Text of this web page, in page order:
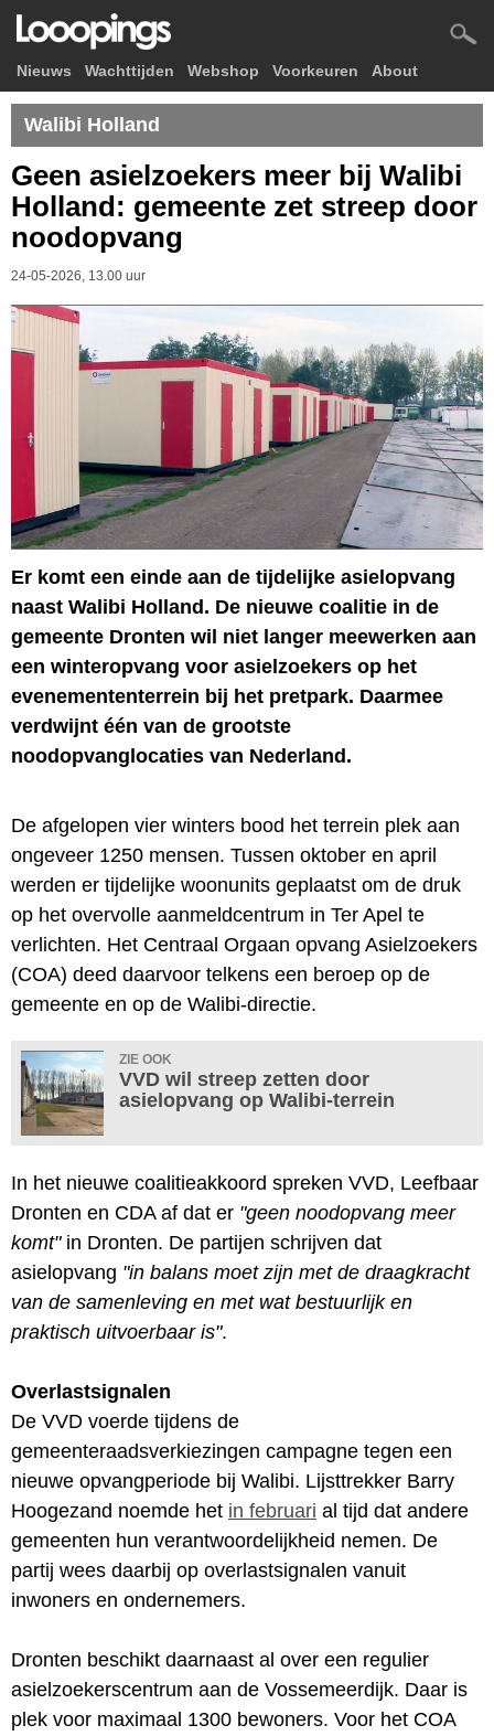
Nieuws Wachttijden Webshop Voorkeuren About
Walibi Holland
Geen asielzoekers meer bij Walibi
Holland: gemeente zet streep door
noodopvang
24-05-2026, 13.00 uur
Er komt een einde aan de tijdelijke asielopvang
naast Walibi Holland. De nieuwe coalitie in de
gemeente Dronten wil niet langer meewerken aan
een winteropvang voor asielzoekers op het
evenemententerrein bij het pretpark. Daarmee
verdwijnt één van de grootste
noodopvanglocaties van Nederland.
De afgelopen vier winters bood het terrein plek aan
ongeveer 1250 mensen. Tussen oktober en april
werden er tijdelijke woonunits geplaatst om de druk
op het overvolle aanmeldcentrum in Ter Apel te
verlichten. Het Centraal Orgaan opvang Asielzoekers
(COA) deed daarvoor telkens een beroep op de
gemeente en op de Walibi-directie.
ZIE OOK
VVD wil streep zetten door
asielopvang op Walibi-terrein
In het nieuwe coalitieakkoord spreken VVD, Leefbaar
Dronten en CDA af dat er "geen noodopvang meer
komt"in Dronten. De partijen schrijven dat
asielopvang "in balans moet zijn met de draagkracht
van de samenleving en met wat bestuurlijk en
praktisch uitvoerbaar is".
Overlastsignalen
De VVD voerde tijdens de
gemeenteraadsverkiezingen campagne tegen een
nieuwe opvangperiode bij Walibi. Lijsttrekker Barry
Hoogezand noemde het in februari al tijd dat andere
gemeenten hun verantwoordelijkheid nemen. De
partij wees daarbij op overlastsignalen vanuit
inwoners en ondernemers.
Dronten beschikt daarnaast al over een regulier
asielzoekerscentrum aan de Vossemeerdijk. Daar is
plek voor maximaal 1300 bewoners. Voor het COA